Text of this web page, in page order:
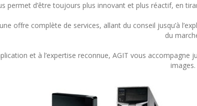
permet d’être toujours plus innovant et plus réactif, en
offre complète de services, allant du conseil jusqu’à
du
et à l’expertise reconnue, AGIT vous accompagne
images.